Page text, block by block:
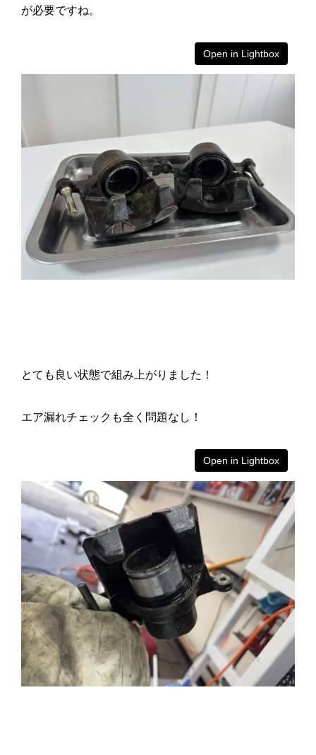
が必要ですね。
Open in Lightbox
とても良い状態で組み上がりました！
エア漏れチェックも全く問題なし！
Open in Lightbox